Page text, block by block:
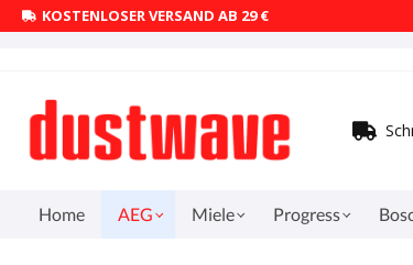
KOSTENLOSER VERSAND AB 29 €
Home AEG Miele Progress